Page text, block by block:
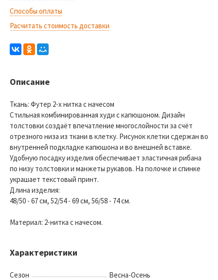
Способы оплаты
Расчитать стоимость доставки
Описание
Ткань: Футер 2-х нитка с начесом
Стильная комбинированная худи с капюшоном. Дизайн
толстовки создаёт впечатление многослойности за счёт
отрезного низа из ткани в клетку. Рисунок клетки сдержан во
внутренней подкладке капюшона и во внешней вставке.
Удобную посадку изделия обеспечивает эластичная рибана
по низу толстовки и манжеты рукавов. На полочке и спинке
украшает текстовый принт.
Длина изделия:
48/50 - 67 см, 52/54 - 69 см, 56/58 - 74 см.
Материал: 2-нитка с начесом.
Характеристики
Сезон
Весна-Осень